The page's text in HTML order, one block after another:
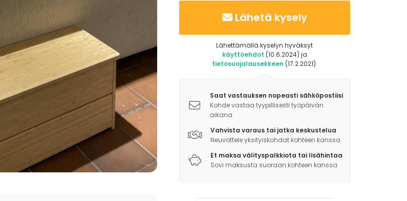
Lähetä kysely
Lähettämällä kyselyn hyväksyt
käyttöehdot (10.6.2024) ja
tietosuojalausekkeen (17.2.2021).
Saat vastauksen nopeasti sähköpostiisi
Kohde vastaa tyypillisesti työpäivän
aikana
Vahvista varaus tai jatka keskustelua
Neuvottele yksityiskohdat kohteen kanssa
Et maksa välityspalkkiota tai lisähintaa
Sovi maksusta suoraan kohteen kanssa